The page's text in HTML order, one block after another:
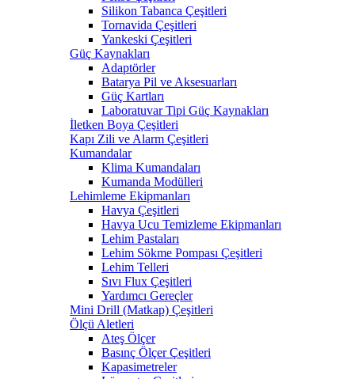
Silikon Tabanca Çeşitleri
Tornavida Çeşitleri
Yankeski Çeşitleri
Güç Kaynakları
Adaptörler
Batarya Pil ve Aksesuarları
Güç Kartları
Laboratuvar Tipi Güç Kaynakları
İletken Boya Çeşitleri
Kapı Zili ve Alarm Çeşitleri
Kumandalar
Klima Kumandaları
Kumanda Modülleri
Lehimleme Ekipmanları
Havya Çeşitleri
Havya Ucu Temizleme Ekipmanları
Lehim Pastaları
Lehim Sökme Pompası Çeşitleri
Lehim Telleri
Sıvı Flux Çeşitleri
Yardımcı Gereçler
Mini Drill (Matkap) Çeşitleri
Ölçü Aletleri
Ateş Ölçer
Basınç Ölçer Çeşitleri
Kapasimetreler